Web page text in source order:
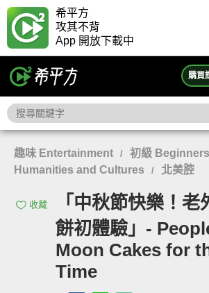
希平方
攻其不背
App 開放下載中
購買
趣味 Entertainment / 初級 Beginners
Humanities and Cultures
/ 北美腔
收藏
「中秋節快樂！老
餅初體驗」-
Moon Cakes for
Time